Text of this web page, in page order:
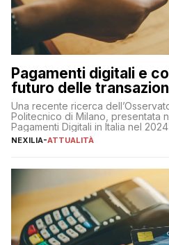
Pagamenti digitali e
futuro delle
Una recente ricerca
Politecnico di Milano, presentata
Pagamenti Digitali in Italia nel
definitivi del primo semestre 2024
NEXILIA-ATTUALITÀ